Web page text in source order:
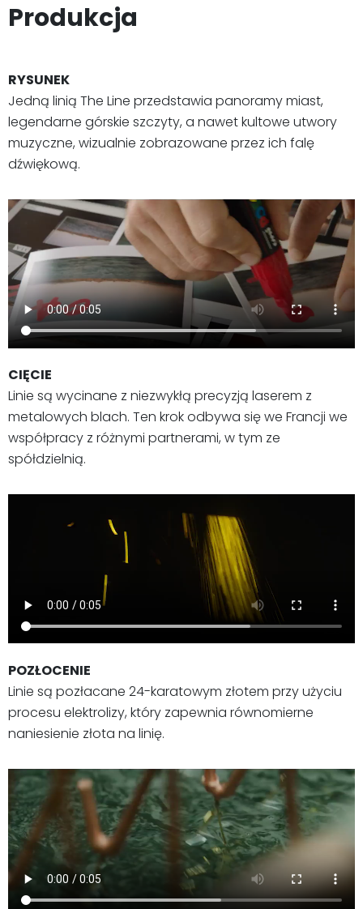
Produkcja
RYSUNEK
Jedną linią The Line przedstawia panoramy miast,
legendarne górskie szczyty, a nawet kultowe utwory
muzyczne, wizualnie zobrazowane przez ich falę
dźwiękową.
CIĘCIE
Linie są wycinane z niezwykłą precyzją laserem z
metalowych blach. Ten krok odbywa się we Francji we
współpracy z różnymi partnerami, w tym ze
spółdzielnią.
POZŁOCENIE
Linie są pozłacane 24-karatowym złotem przy użyciu
procesu elektrolizy, który zapewnia równomierne
naniesienie złota na linię.